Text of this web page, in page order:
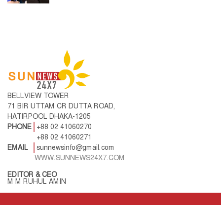
BELLVIEW TOWER
71 BIR UTTAM CR DUTTA ROAD,
HATIRPOOL DHAKA-1205
PHONE
+88 02 41060270
+88 02 41060271
EMAIL
sunnewsinfo@gmail.com
WWW.SUNNEWS24X7.COM
EDITOR & CEO
M M RUHUL AMIN